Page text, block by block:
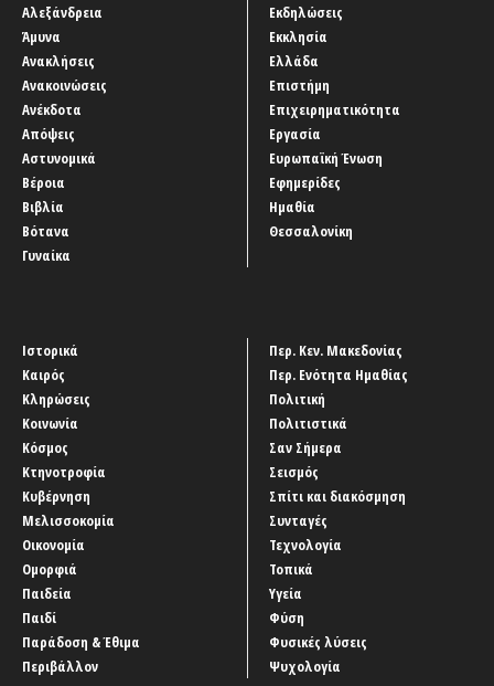
Αλεξάνδρεια
Άμυνα
Ανακλήσεις
Ανακοινώσεις
Ανέκδοτα
Απόψεις
Αστυνομικά
Βέροια
Βιβλία
Βότανα
Γυναίκα
Εκδηλώσεις
Εκκλησία
Ελλάδα
Επιστήμη
Επιχειρηματικότητα
Εργασία
Ευρωπαϊκή Ένωση
Εφημερίδες
Ημαθία
Θεσσαλονίκη
Ιστορικά
Καιρός
Κληρώσεις
Κοινωνία
Κόσμος
Κτηνοτροφία
Κυβέρνηση
Μελισσοκομία
Οικονομία
Ομορφιά
Παιδεία
Παιδί
Παράδοση & Έθιμα
Περιβάλλον
Περ. Κεν. Μακεδονίας
Περ. Ενότητα Ημαθίας
Πολιτική
Πολιτιστικά
Σαν Σήμερα
Σεισμός
Σπίτι και διακόσμηση
Συνταγές
Τεχνολογία
Τοπικά
Υγεία
Φύση
Φυσικές λύσεις
Ψυχολογία